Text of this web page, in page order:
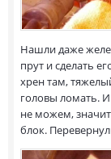
Нашли даже
прут и сделать
хрен там,
головы ломать.
не можем,
блок.